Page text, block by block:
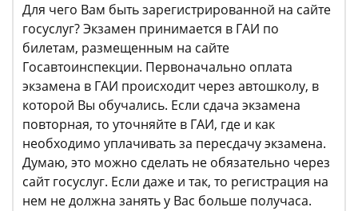
Для чего Вам быть зарегистрированной на сайте
госуслуг? Экзамен принимается в ГАИ по
билетам, размещенным на сайте
Госавтоинспекции. Первоначально оплата
экзамена в ГАИ происходит через автошколу, в
которой Вы обучались. Если сдача экзамена
повторная, то уточняйте в ГАИ, где и как
необходимо уплачивать за пересдачу экзамена.
Думаю, это можно сделать не обязательно через
сайт госуслуг. Если даже и так, то регистрация на
нем не должна занять у Вас больше получаса.